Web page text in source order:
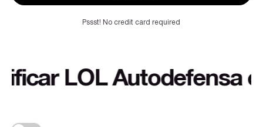
Pssst! No credit card required
Autodefensa